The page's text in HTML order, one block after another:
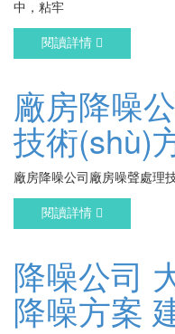
中，粘牢
閱讀詳情
廠房降噪
技術(shù)
廠房降噪公司廠房噪聲處理
閱讀詳情
降噪公司
降噪方案